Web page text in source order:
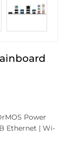
Power
Ethernet | Wi-